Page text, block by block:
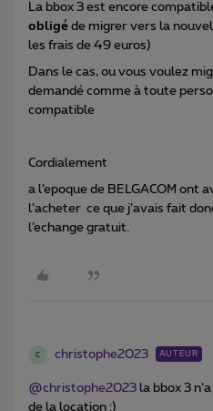
La bbox 3 est encore
obligé de migrer vers la
les frais de 49 euros)
Dans le cas, ou vous voulez
demandé comme à toute
compatible
Cordialement
a l’epoque de BELGACOM ont
l’acheter ce que j’avais fait
l’echange gratuit.
C christophe2023 AUTEUR
@christophe2023 la bbox 3
de la location :)